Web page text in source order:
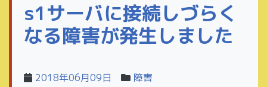
s1サーバに接続しづらく
なる障害が発生しました
2018年06月09日 障害